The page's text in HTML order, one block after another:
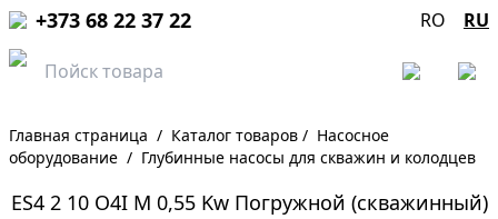
+373 68 22 37 22 RO RU
Главная страница / Каталог товаров / Насосное
оборудование / Глубинные насосы для скважин и колодцев
ES4 2 10 O4I M 0,55 Kw Погружной (скважинный)